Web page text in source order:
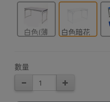
白色(薄
白色暗花
數量